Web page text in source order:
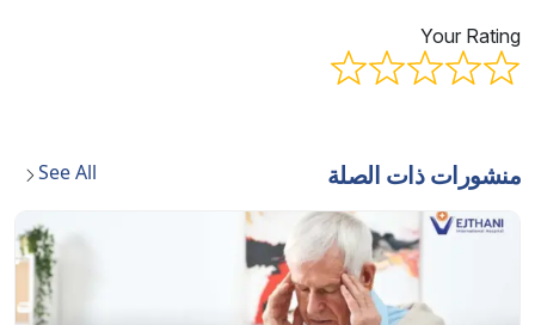
Your Rating
منشورات ذات الصلة See All